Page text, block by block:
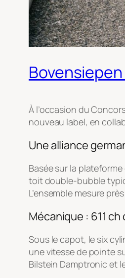
À l’occasion du
nouveau label, en
Une alliance
Basée sur la
toit double-bubble
L’ensemble mesure
Mécanique : 611
Sous le capot, le six
une vitesse de pointe
Bilstein Damptronic et